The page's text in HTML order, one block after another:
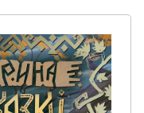
Подробнее
персональных